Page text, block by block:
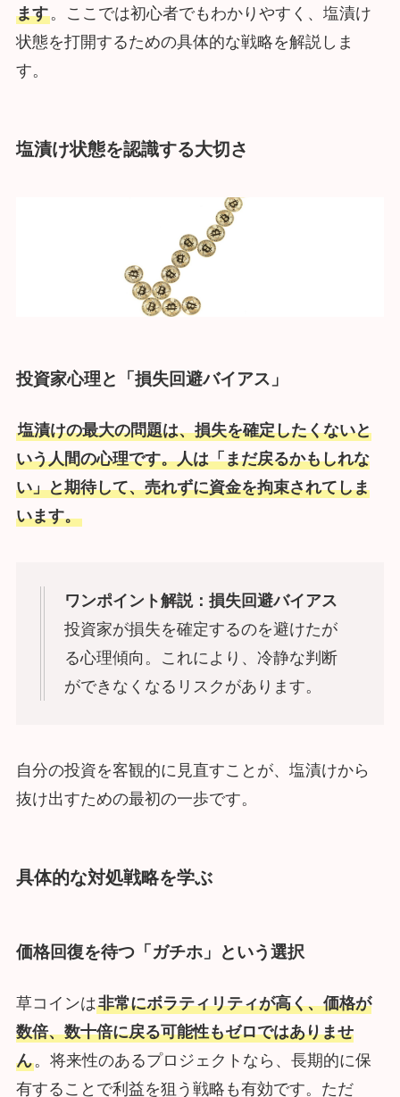
ます。ここでは初心者でもわかりやすく、塩漬け
状態を打開するための具体的な戦略を解説しま
す。
塩漬け状態を認識する大切さ
投資家心理と「損失回避バイアス」
塩漬けの最大の問題は、損失を確定したくないと
いう人間の心理です。人は「まだ戻るかもしれな
い」と期待して、売れずに資金を拘束されてしま
います。
ワンポイント解説：損失回避バイアス
投資家が損失を確定するのを避けたが
る心理傾向。これにより、冷静な判断
ができなくなるリスクがあります。
自分の投資を客観的に見直すことが、塩漬けから
抜け出すための最初の一歩です。
具体的な対処戦略を学ぶ
価格回復を待つ「ガチホ」という選択
草コインは非常にボラティリティが高く、価格が
数倍、数十倍に戻る可能性もゼロではありませ
ん。将来性のあるプロジェクトなら、長期的に保
有することで利益を狙う戦略も有効です。ただ